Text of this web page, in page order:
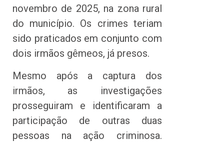
novembro de 2025, na zona rural
do município. Os crimes teriam
sido praticados em conjunto com
dois irmãos gêmeos, já presos.
Mesmo após a captura dos
irmãos, as investigações
prosseguiram e identificaram a
participação de outras duas
pessoas na ação criminosa.